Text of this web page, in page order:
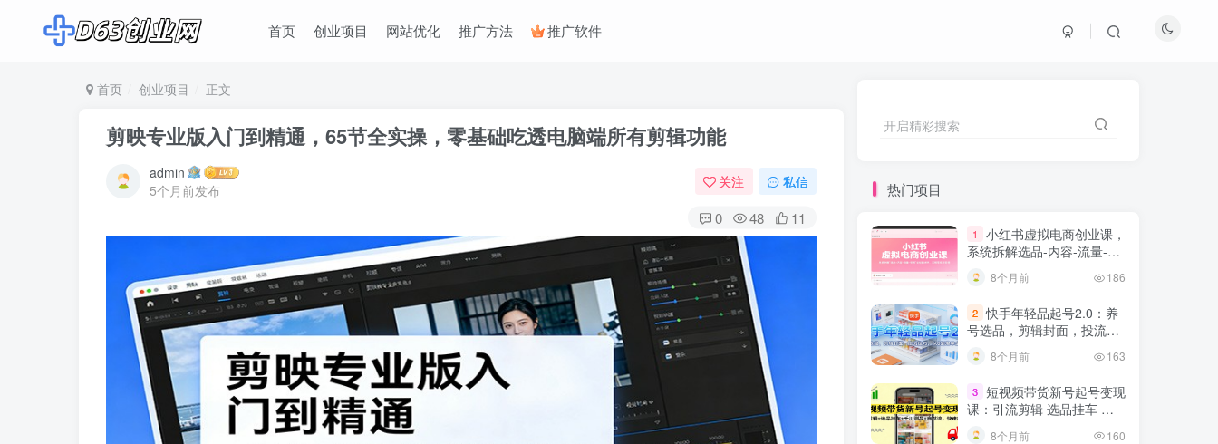
首页 创业项目 网站优化 推广方法 推广软件
首页 创业项目 正文
剪映专业版入门到精通，65节全实操，零基础吃透电脑端所有剪辑功能
admin
5个月前发布
关注 私信
0 48 11
开启精彩搜索
热门项目
1
小红书虚拟电商创业课，
系统拆解选品-内容-流量-变
8个月前 186
2 快手年轻品起号2.0：养
号选品，剪辑封面，投流技
8个月前 163
3
短视频带货新号起号变现
课：引流剪辑 选品挂车 千
川测品 自然流，快速起量
8个月前 160